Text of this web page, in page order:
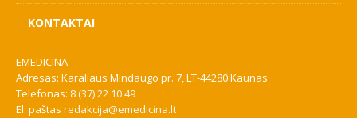
KONTAKTAI
EMEDICINA
Adresas: Karaliaus Mindaugo pr. 7, LT-44280 Kaunas
Telefonas: 8 (37) 22 10 49
El. paštas redakcija@emedicina.lt